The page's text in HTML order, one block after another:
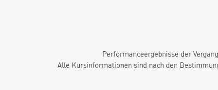
Performanceergebnisse der
Alle Kursinformationen sind nach den